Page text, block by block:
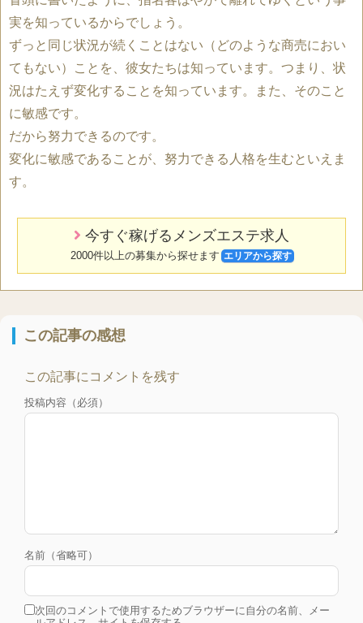
実を知っているからでしょう。
ずっと同じ状況が続くことはない（どのような商売におい
てもない）ことを、彼女たちは知っています。つまり、状
況はたえず変化することを知っています。また、そのこと
に敏感です。
だから努力できるのです。
変化に敏感であることが、努力できる人格を生むといえま
す。
今すぐ稼げるメンズエステ求人
2000件以上の募集から探せます エリアから探す
この記事の感想
この記事にコメントを残す
投稿内容（必須）
名前（省略可）
次回のコメントで使用するためブラウザーに自分の名前、メー